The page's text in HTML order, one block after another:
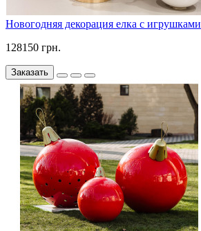
Новогодняя декорация елка с игрушками
128150 грн.
Заказать